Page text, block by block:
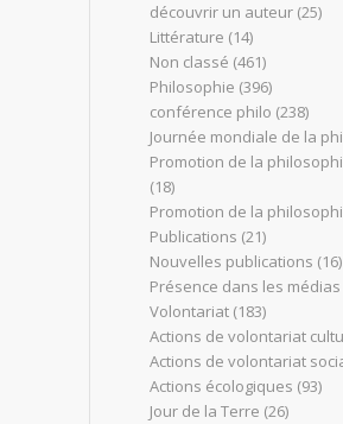
découvrir un auteur (25)
Littérature (14)
Non classé (461)
Philosophie (396)
conférence philo (238)
Journée mondiale de la
Promotion de la
(18)
Promotion de la
Publications (21)
Nouvelles publications (16)
Présence dans les médias
Volontariat (183)
Actions de volontariat
Actions de volontariat
Actions écologiques (93)
Jour de la Terre (26)